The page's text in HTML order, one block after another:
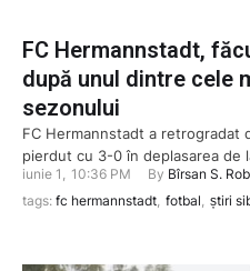
FC Hermannstadt,
după unul dintre cele
sezonului
FC Hermannstadt a retrogradat
pierdut cu 3-0 în deplasarea de
iunie 1 , 10:36 PM By Bîrsan S.
tags: fc hermannstadt, fotbal, știri